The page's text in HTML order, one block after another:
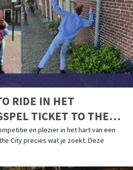
RIDE IN HET
TICKET TO THE
en plezier in het hart van een
City precies wat je zoekt. Deze